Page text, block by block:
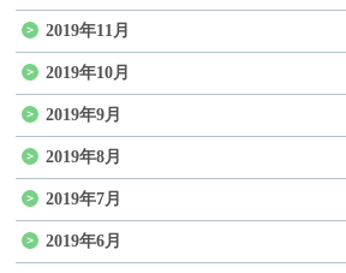
2019年11月
2019年10月
2019年9月
2019年8月
2019年7月
2019年6月